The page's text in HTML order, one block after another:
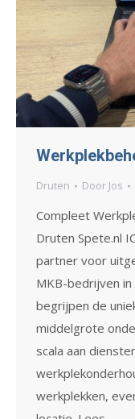
Druten Door Jos
Compleet
Druten Spete.nl
partner voor
MKB-bedrijven
begrijpen de
middelgrote
scala aan
werkplekken,